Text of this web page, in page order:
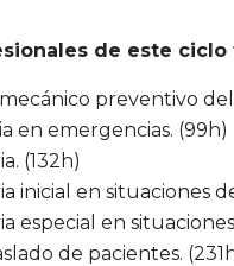
de este
preventivo
en emergencias. (99h)
(132h)
inicial en situaciones
especial en
de pacientes.